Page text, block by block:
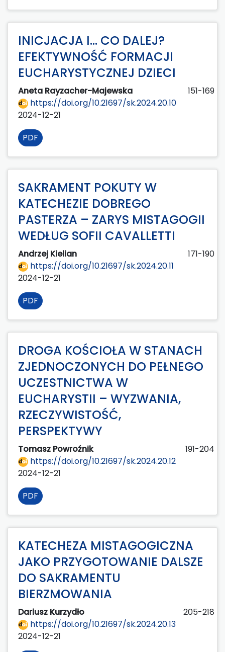
INICJACJA I… CO DALEJ?
EFEKTYWNOŚĆ FORMACJI
EUCHARYSTYCZNEJ DZIECI
Aneta Rayzacher-Majewska
151-169
https://doi.org/10.21697/sk.2024.20.10
2024-12-21
PDF
SAKRAMENT POKUTY W
KATECHEZIE DOBREGO
PASTERZA – ZARYS MISTAGOGII
WEDŁUG SOFII CAVALLETTI
Andrzej Kielian
171-190
https://doi.org/10.21697/sk.2024.20.11
2024-12-21
PDF
DROGA KOŚCIOŁA W STANACH
ZJEDNOCZONYCH DO PEŁNEGO
UCZESTNICTWA W
EUCHARYSTII – WYZWANIA,
RZECZYWISTOŚĆ,
PERSPEKTYWY
Tomasz Powroźnik
191-204
https://doi.org/10.21697/sk.2024.20.12
2024-12-21
PDF
KATECHEZA MISTAGOGICZNA
JAKO PRZYGOTOWANIE DALSZE
DO SAKRAMENTU
BIERZMOWANIA
Dariusz Kurzydło
205-218
https://doi.org/10.21697/sk.2024.20.13
2024-12-21